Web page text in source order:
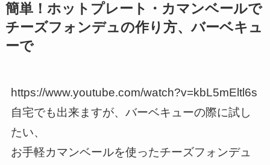
簡単！ホットプレート・カマンベールで
チーズフォンデュの作り方、バーベキュ
ーで
https://www.youtube.com/watch?v=kbL5mEltl6s
自宅でも出来ますが、バーベキューの際に試し
たい、
お手軽カマンベールを使ったチーズフォンデュ